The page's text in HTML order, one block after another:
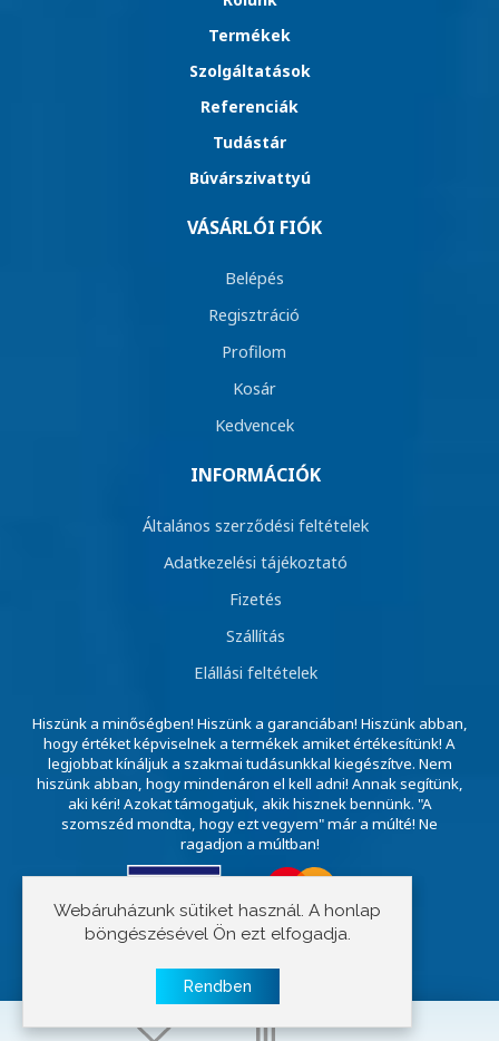
Termékek
Szolgáltatások
Referenciák
Tudástár
Búvárszivattyú
VÁSÁRLÓI FIÓK
Belépés
Regisztráció
Profilom
Kosár
Kedvencek
INFORMÁCIÓK
Általános szerződési feltételek
Adatkezelési tájékoztató
Fizetés
Szállítás
Elállási feltételek
Hiszünk a minőségben! Hiszünk a garanciában! Hiszünk abban,
hogy értéket képviselnek a termékek amiket értékesítünk! A
legjobbat kínáljuk a szakmai tudásunkkal kiegészítve. Nem
hiszünk abban, hogy mindenáron el kell adni! Annak segítünk,
aki kéri! Azokat támogatjuk, akik hisznek bennünk. "A
szomszéd mondta, hogy ezt vegyem" már a múlté! Ne
ragadjon a múltban!
Copyright © 2023 E-szivattyú
Webáruházunk sütiket használ. A honlap
böngészésével Ön ezt elfogadja.
Rendben